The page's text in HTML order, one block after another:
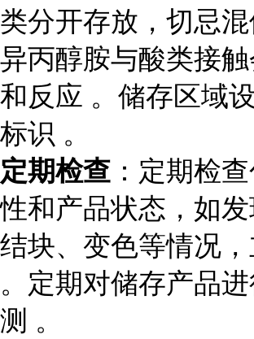
类分开存放，切忌
异丙醇胺与酸类接
和反应 。储存区域
标识 。
定期检查 ：定期检
性和产品状态，如发
结块、变色等情况
。定期对储存产品
测 。